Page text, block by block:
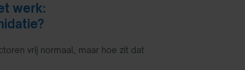
werk:
vrij normaal, maar hoe zit dat